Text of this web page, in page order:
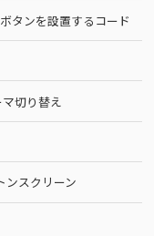
タンを設置するコード
切り替え
ンスクリーン